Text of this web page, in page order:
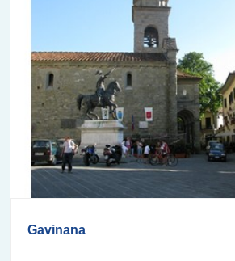
Gavinana